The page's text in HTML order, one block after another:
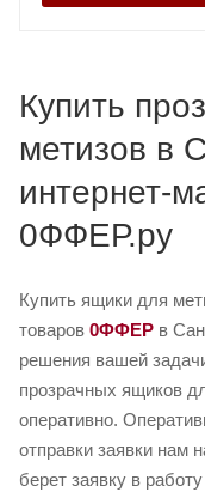
Купить
метизов в
интернет-
0ФФЕР.ру
Купить ящики для
товаров 0ФФЕР в
решения вашей
прозрачных ящиков
оперативно.
отправки заявки нам
берет заявку в